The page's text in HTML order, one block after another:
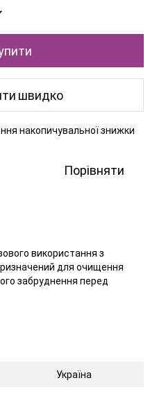
швидко
накопичувальної знижки
Порівняти
використання з
для очищення
забруднення перед
Україна